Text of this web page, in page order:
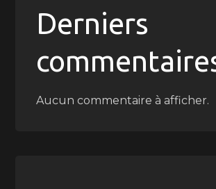
Derniers
Aucun commentaire à afficher.